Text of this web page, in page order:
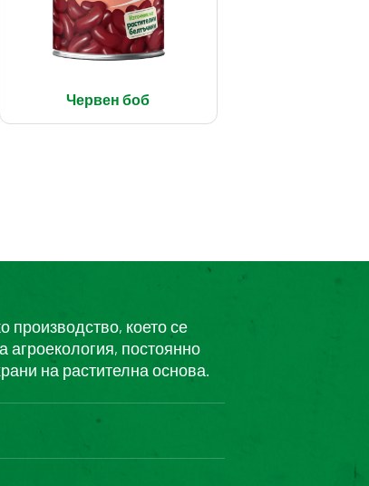
Червен боб
което се
постоянно
на растителна основа.